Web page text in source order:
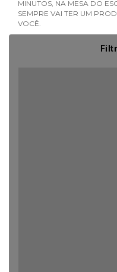
MINUTOS, NA MESA DO
SEMPRE VAI TER UM
VOCÊ.